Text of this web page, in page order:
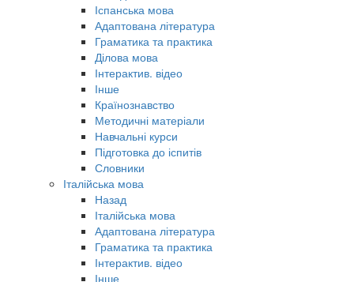
Іспанська мова
Адаптована література
Граматика та практика
Ділова мова
Інтерактив. відео
Інше
Країнознавство
Методичні матеріали
Навчальні курси
Підготовка до іспитів
Словники
Італійська мова
Назад
Італійська мова
Адаптована література
Граматика та практика
Інтерактив. відео
Інше